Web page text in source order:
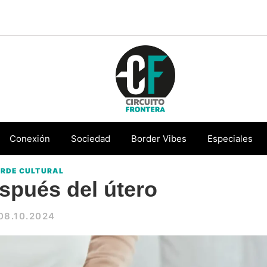
Conéctate
con
la
Conexión Sociedad Border Vibes Especiales
CULTURAL
del útero